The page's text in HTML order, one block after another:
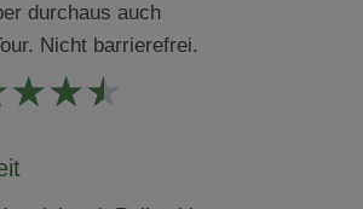
durchaus auch
Nicht barrierefrei.
★★★